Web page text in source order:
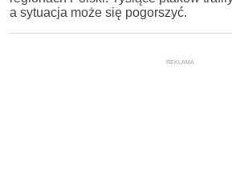
a sytuacja może się pogorszyć.
REKLAMA